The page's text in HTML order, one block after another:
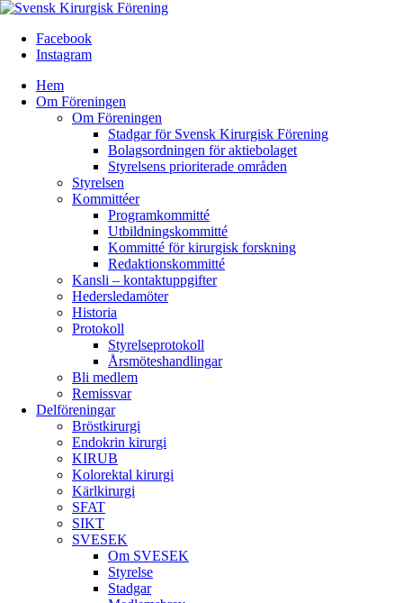
Facebook
Instagram
Hem
Om Föreningen
Om Föreningen
Stadgar för Svensk Kirurgisk Förening
Bolagsordningen för aktiebolaget
Styrelsens prioriterade områden
Styrelsen
Kommittéer
Programkommitté
Utbildningskommitté
Kommitté för kirurgisk forskning
Redaktionskommitté
Kansli – kontaktuppgifter
Hedersledamöter
Historia
Protokoll
Styrelseprotokoll
Årsmöteshandlingar
Bli medlem
Remissvar
Delföreningar
Bröstkirurgi
Endokrin kirurgi
KIRUB
Kolorektal kirurgi
Kärlkirurgi
SFAT
SIKT
SVESEK
Om SVESEK
Styrelse
Stadgar